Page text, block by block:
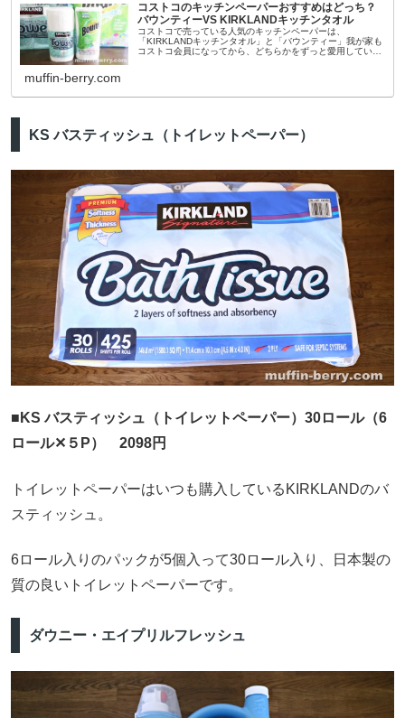
コストコのキッチンペーパーおすすめはどっち？
バウンティーVS KIRKLANDキッチンタオル
コストコで売っている人気のキッチンペーパーは、
「KIRKLANDキッチンタオル」と「バウンティー」我が家も
コストコ会員になってから、どちらかをずっと愛用していま
muffin-berry.com
KS バスティッシュ（トイレットペーパー）
■KS バスティッシュ（トイレットペーパー）30ロール（6
ロール✕５P） 2098円
トイレットペーパーはいつも購入しているKIRKLANDのバ
スティッシュ。
6ロール入りのパックが5個入って30ロール入り、日本製の
質の良いトイレットペーパーです。
ダウニー・エイプリルフレッシュ